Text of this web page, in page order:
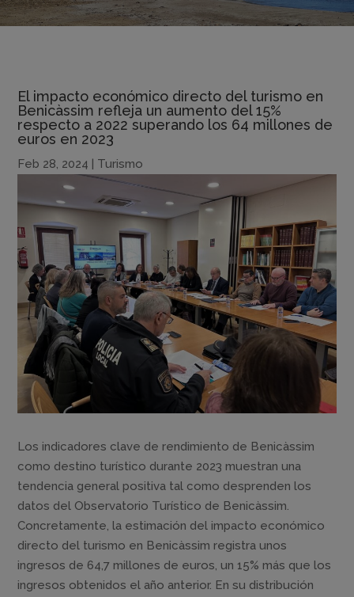
El impacto económico directo del turismo en
Benicàssim refleja un aumento del 15%
respecto a 2022 superando los 64 millones de
euros en 2023
Feb 28, 2024 | Turismo
Los indicadores clave de rendimiento de Benicàssim
como destino turístico durante 2023 muestran una
tendencia general positiva tal como desprenden los
datos del Observatorio Turístico de Benicàssim.
Concretamente, la estimación del impacto económico
directo del turismo en Benicàssim registra unos
ingresos de 64,7 millones de euros, un 15% más que los
ingresos obtenidos el año anterior. En su distribución